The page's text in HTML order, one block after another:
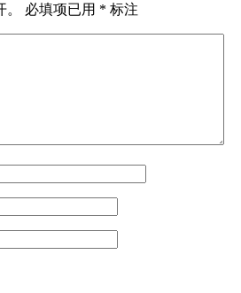
必填项已用 * 标注